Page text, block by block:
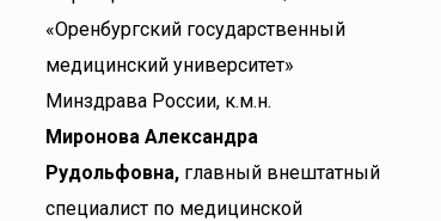
«Оренбургский государственный
медицинский университет»
Минздрава России, к.м.н.
Миронова Александра
Рудольфовна, главный внештатный
специалист по медицинской